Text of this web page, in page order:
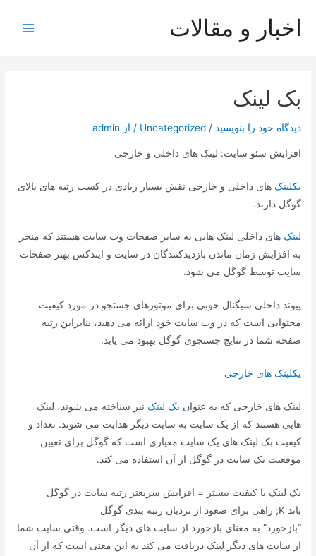
اخبار و مقالات
بک لینک
دیدگاه‌ خود را بنویسید /
Uncategorized / از admin
افزایش سئو سایت: لینک های داخلی و خارجی
بکلینک های داخلی و خارجی نقش بسیار زیادی در کسب رتبه های بالای
گوگل دارند.
لینک های داخلی لینک هایی به سایر صفحات وب سایت هستند که منجر
به افزایش زمان ماندن بازدیدکنندگان در سایت و ایندکس بهتر صفحات
سایت توسط گوگل می شود.
پیوند داخلی سیگنال خوبی برای موتورهای جستجو در مورد کیفیت
محتوایی است که در وب سایت خود ارائه می دهید، بنابراین رتبه
صفحه شما در نتایج جستجوی گوگل بهبود می یابد.
یکلینک های خارجی
لینک های خارجی که به عنوان بک لینک نیز شناخته می شوند، لینک
هایی هستند که از یک سایت به سایت دیگر هدایت می شوند. تعداد و
کیفیت بک لینک های یک سایت معیاری است که گوگل برای تعیین
موقعیت یک سایت در گوگل از آن استفاده می کند.
بک لینک با کیفیت بیشتر = افزایش سریعتر رتبه سایت در گوگل
باند K; راهی برای صعود از نردبان رتبه بندی گوگل
“بازخورد” به معنای بازخورد از سایت های دیگر است. وقتی سایت شما
از سایت های دیگر لینک دریافت می کند به این معنی است که از آن